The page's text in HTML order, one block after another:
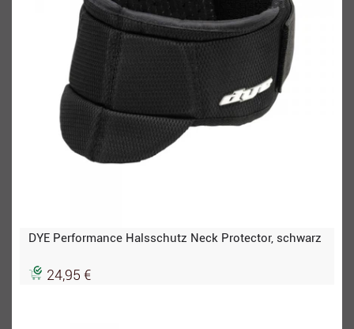
DYE Performance Halsschutz Neck Protector, schwarz
24,95 €